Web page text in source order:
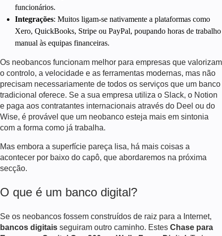
funcionários.
Integrações: Muitos ligam-se nativamente a plataformas como
Xero, QuickBooks, Stripe ou PayPal, poupando horas de trabalho
manual às equipas financeiras.
Os neobancos funcionam melhor para empresas que valorizam
o controlo, a velocidade e as ferramentas modernas, mas não
precisam necessariamente de todos os serviços que um banco
tradicional oferece. Se a sua empresa utiliza o Slack, o Notion
e paga aos contratantes internacionais através do Deel ou do
Wise, é provável que um neobanco esteja mais em sintonia
com a forma como já trabalha.
Mas embora a superfície pareça lisa, há mais coisas a
acontecer por baixo do capô, que abordaremos na próxima
secção.
O que é um banco digital?
Se os neobancos fossem construídos de raiz para a Internet,
bancos digitais seguiram outro caminho. Estes Chase para